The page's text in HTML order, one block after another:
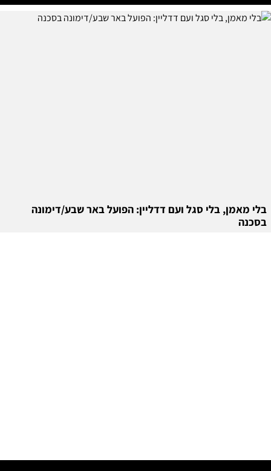
בלי מאמן, בלי סגל ועם דדליין: הפועל באר שבע/דימונה
בסכנה